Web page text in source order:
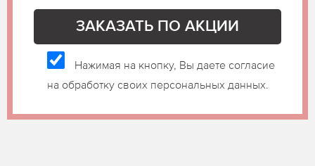
Нажимая на кнопку, Вы даете согласие
на обработку своих персональных данных.